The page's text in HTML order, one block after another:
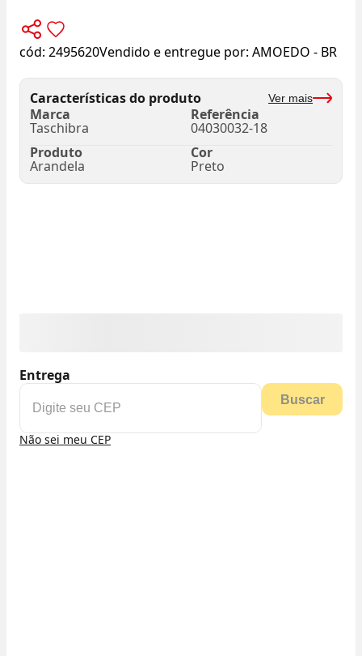
cód: 2495620Vendido e entregue por: AMOEDO - BR
Características do produto Ver mais
Marca
Taschibra
Referência
04030032-18
Produto
Arandela
Cor
Preto
Entrega
Buscar
Não sei meu CEP